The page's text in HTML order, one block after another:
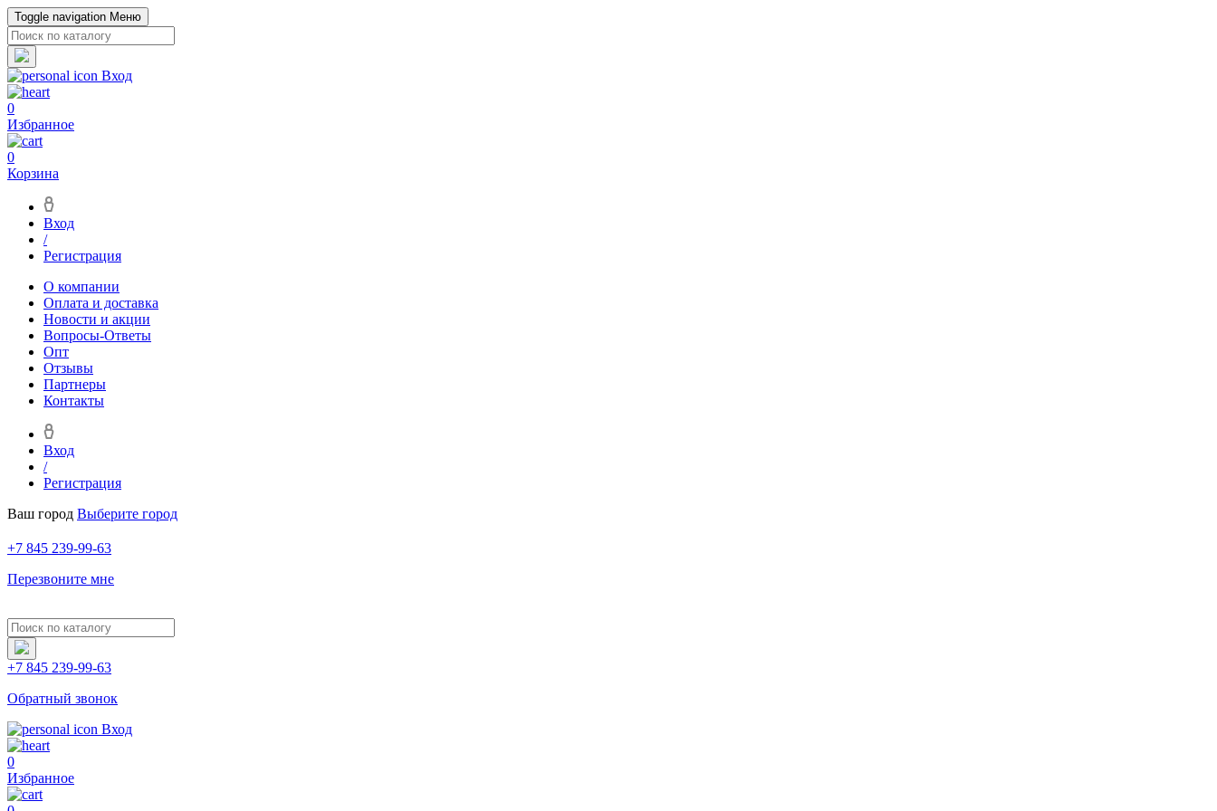
Toggle navigation Меню
Вход
0
Избранное
0
Корзина
Вход
/
Регистрация
О компании
Оплата и доставка
Новости и акции
Вопросы-Ответы
Опт
Отзывы
Партнеры
Контакты
Вход
/
Регистрация
Ваш город Выберите город
+7 845 239-99-63
Перезвоните мне
+7 845 239-99-63
Обратный звонок
Вход
0
Избранное